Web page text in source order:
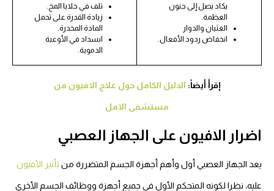
يكاد يصل إلى جنون
العظمة.
الغثيان والدوار
انخفاض ردود الأفعال.
تلف في خلايا المخ.
زيادة القدرة على تحمل
المادة المخدرة.
انسداد في الأوعية
الدموية.
إقرأ أيضاً: الدليل الكامل حول علاج الافيون من
مستشفى الامل
اضرار الافيون على الجهاز العصبي
يعد الجهاز العصبي أول وأهم أجهزة الجسم المتضررة من تأثير الأفيون
عليه، نظرا لكونه المتحكم الأول في جميع أجهزة ووظائف الجسم الأخرى